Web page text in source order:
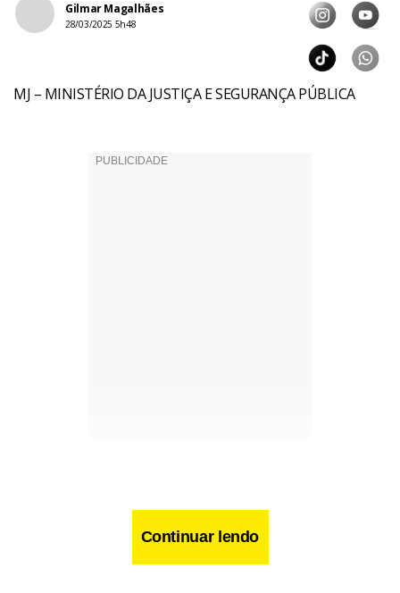
Gilmar Magalhães
28/03/2025 5h48
MJ – MINISTÉRIO DA JUSTIÇA E SEGURANÇA PÚBLICA
Continuar lendo